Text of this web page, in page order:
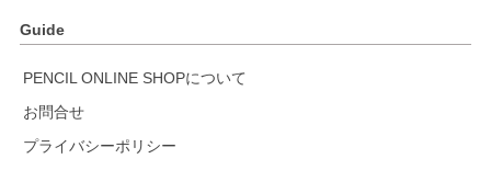
Guide
PENCIL ONLINE SHOPについて
お問合せ
プライバシーポリシー